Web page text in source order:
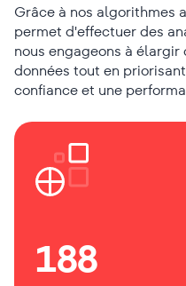
Grâce à nos algorithmes
permet d'effectuer des
nous engageons à
données tout en
confiance et une
188